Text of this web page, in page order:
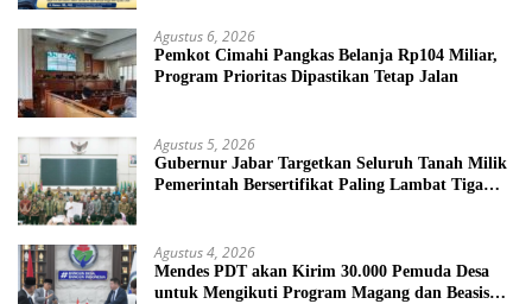
Agustus 6, 2026
Pemkot Cimahi Pangkas Belanja Rp104 Miliar,
Program Prioritas Dipastikan Tetap Jalan
Agustus 5, 2026
Gubernur Jabar Targetkan Seluruh Tanah Milik
Pemerintah Bersertifikat Paling Lambat Tiga
Agustus 4, 2026
Mendes PDT akan Kirim 30.000 Pemuda Desa
untuk Mengikuti Program Magang dan Beasiswa